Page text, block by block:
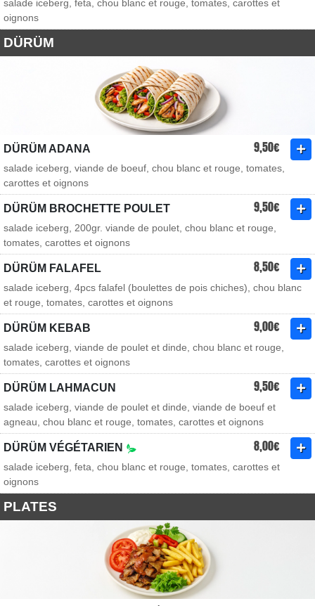
salade iceberg, feta, chou blanc et rouge, tomates, carottes et
oignons
DÜRÜM
DÜRÜM ADANA 9,50€
salade iceberg, viande de boeuf, chou blanc et rouge, tomates,
carottes et oignons
DÜRÜM BROCHETTE POULET 9,50€
salade iceberg, 200gr. viande de poulet, chou blanc et rouge,
tomates, carottes et oignons
DÜRÜM FALAFEL 8,50€
salade iceberg, 4pcs falafel (boulettes de pois chiches), chou blanc
et rouge, tomates, carottes et oignons
DÜRÜM KEBAB 9,00€
salade iceberg, viande de poulet et dinde, chou blanc et rouge,
tomates, carottes et oignons
DÜRÜM LAHMACUN 9,50€
salade iceberg, viande de poulet et dinde, viande de boeuf et
agneau, chou blanc et rouge, tomates, carottes et oignons
DÜRÜM VÉGÉTARIEN 8,00€
salade iceberg, feta, chou blanc et rouge, tomates, carottes et
oignons
PLATES